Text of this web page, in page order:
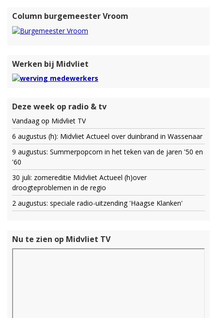
Column burgemeester Vroom
Werken bij Midvliet
Deze week op radio & tv
Vandaag op Midvliet TV
6 augustus (h): Midvliet Actueel over duinbrand in Wassenaar
9 augustus: Summerpopcorn in het teken van de jaren '50 en
'60
30 juli: zomereditie Midvliet Actueel (h)over
droogteproblemen in de regio
2 augustus: speciale radio-uitzending 'Haagse Klanken'
Nu te zien op Midvliet TV